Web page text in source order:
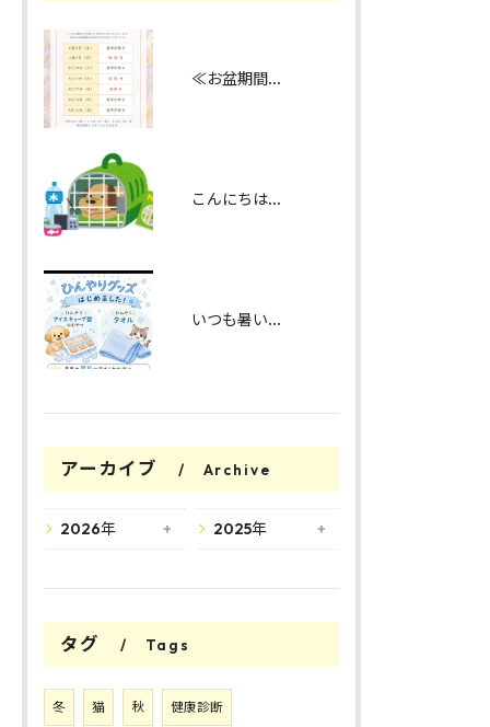
≪お盆期間の診察日のお知らせ≫
こんにちは！みたかマロン動物病院です。
いつも暑い中ご来院いただきありがとうございます。
アーカイブ Archive
2026年 2025年
タグ Tags
冬 猫 秋 健康診断